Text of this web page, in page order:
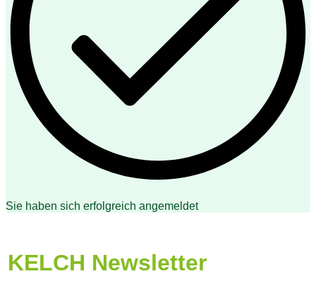
Sie haben sich erfolgreich angemeldet
KELCH Newsletter